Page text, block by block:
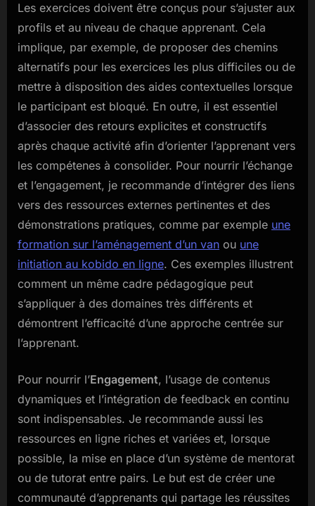
Les exercices doivent être conçus pour s’ajuster aux
profils et au niveau de chaque apprenant. Cela
implique, par exemple, de proposer des chemins
alternatifs pour les exercices les plus difficiles ou de
mettre à disposition des aides contextuelles lorsque
le participant est bloqué. En outre, il est essentiel
d’associer des retours explicites et constructifs
après chaque activité afin d’orienter l’apprenant vers
les compétenes à consolider. Pour nourrir l’échange
et l’engagement, je recommande d’intégrer des liens
vers des ressources externes pertinentes et des
démonstrations pratiques, comme par exemple une
formation sur l’aménagement d’un van ou une
initiation au kobido en ligne. Ces exemples illustrent
comment un même cadre pédagogique peut
s’appliquer à des domaines très différents et
démontrent l’efficacité d’une approche centrée sur
l’apprenant.
Pour nourrir l’Engagement, l’usage de contenus
dynamiques et l’intégration de feedback en continu
sont indispensables. Je recommande aussi les
ressources en ligne riches et variées et, lorsque
possible, la mise en place d’un système de mentorat
ou de tutorat entre pairs. Le but est de créer une
communauté d’apprenants qui partage les réussites